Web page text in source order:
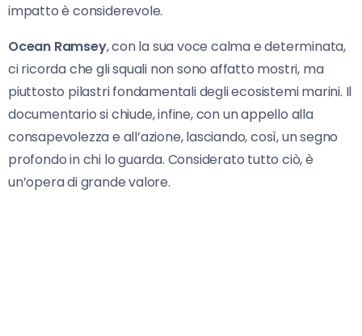
impatto è considerevole.
Ocean Ramsey, con la sua voce calma e determinata,
ci ricorda che gli squali non sono affatto mostri, ma
piuttosto pilastri fondamentali degli ecosistemi marini. Il
documentario si chiude, infine, con un appello alla
consapevolezza e all’azione, lasciando, così, un segno
profondo in chi lo guarda. Considerato tutto ciò, è
un’opera di grande valore.